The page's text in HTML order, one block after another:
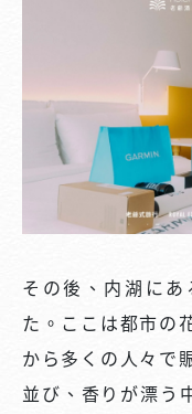
その後、内湖に
た。ここは都市の
から多くの人々で
並び、香りが漂う